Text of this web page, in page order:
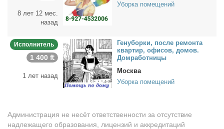
8 лет 12 мес.
назад
Уборка помещений
Исполнитель
1 400 ₶
1 лет назад
Ге­ну­бор­ки, по­сле ре­мон­та
квар­тир, офи­сов, до­мов.
Дом­ра­бот­ни­цы
Москва
Уборка помещений
Администрация не несёт ответственности за отсутствие
надлежащего образования, лицензий и аккредитаций